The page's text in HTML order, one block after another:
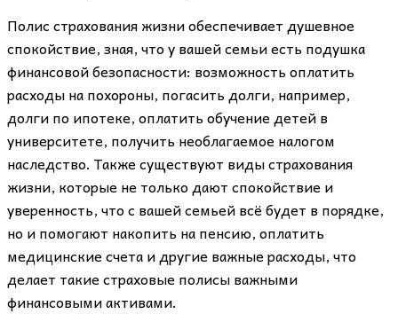
Полис страхования жизни обеспечивает душевное
спокойствие, зная, что у вашей семьи есть подушка
финансовой безопасности: возможность оплатить
расходы на похороны, погасить долги, например,
долги по ипотеке, оплатить обучение детей в
университете, получить необлагаемое налогом
наследство. Также существуют виды страхования
жизни, которые не только дают спокойствие и
уверенность, что с вашей семьей всё будет в порядке,
но и помогают накопить на пенсию, оплатить
медицинские счета и другие важные расходы, что
делает такие страховые полисы важными
финансовыми активами.